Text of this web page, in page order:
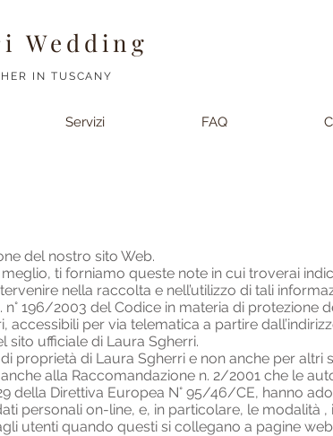
Wedding
IN TUSCANY
Servizi FAQ
del nostro sito Web.
ti forniamo queste note in cui troverai
nella raccolta e nell’utilizzo di tali
n° 196/2003 del Codice in materia di protezione
per via telematica a partire
sito ufficiale di Laura Sgherri.
di proprietà di Laura Sgherri e non anche per altri
alla Raccomandazione n. 2/2001 che le
della Direttiva Europea N° 95/46/CE, hanno
personali on-line, e, in particolare, le modalità ,
utenti quando questi si collegano a pagine